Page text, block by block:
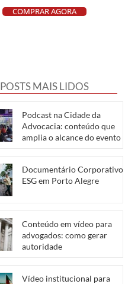
COMPRAR AGORA
POSTS MAIS LIDOS
Podcast na Cidade da
Advocacia: conteúdo que
amplia o alcance do evento
Documentário Corporativo e
ESG em Porto Alegre
Conteúdo em vídeo para
advogados: como gerar
autoridade
Vídeo institucional para